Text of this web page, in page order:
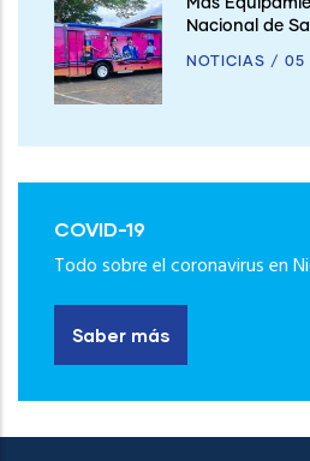
Más
Nacional de
NOTICIAS / 05
COVID-19
Todo sobre el coronavirus en
Saber más